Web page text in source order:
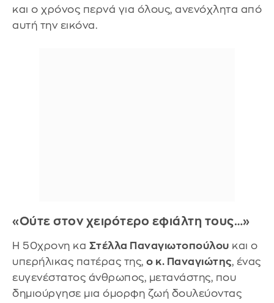
και ο χρόνος περνά για όλους, ανενόχλητα από
αυτή την εικόνα.
«Ούτε στον χειρότερο εφιάλτη τους…»
Η 50χρονη κα Στέλλα Παναγιωτοπούλου και ο
υπερήλικας πατέρας της, ο κ. Παναγιώτης, ένας
ευγενέστατος άνθρωπος, μετανάστης, που
δημιούργησε μια όμορφη ζωή δουλεύοντας